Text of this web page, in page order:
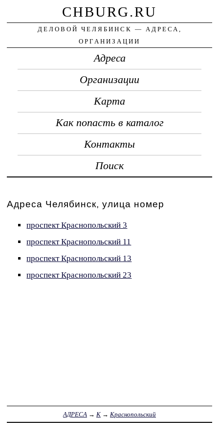
CHBURG.RU
ДЕЛОВОЙ ЧЕЛЯБИНСК — АДРЕСА,
ОРГАНИЗАЦИИ
Адреса
Организации
Карта
Как попасть в каталог
Контакты
Поиск
Адреса Челябинск, улица номер
проспект Краснопольский 3
проспект Краснопольский 11
проспект Краснопольский 13
проспект Краснопольский 23
АДРЕСА → К → Краснопольский